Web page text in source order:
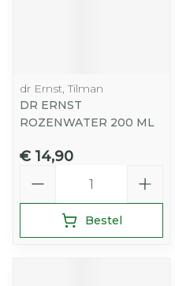
dr Ernst, Tilman
DR ERNST
ROZENWATER 200 ML
€ 14,90
Bestel